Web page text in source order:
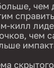
чем
килл
чем